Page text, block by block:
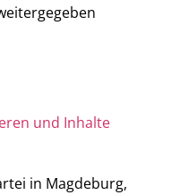
und Inhalte
in Magdeburg,